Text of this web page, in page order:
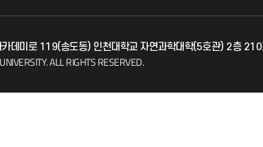
문(FAQ) 산학협력단
데미로 119(송도동) 인천대학교 자연과학대학(5호관) 2층
ALL RIGHTS RESERVED.